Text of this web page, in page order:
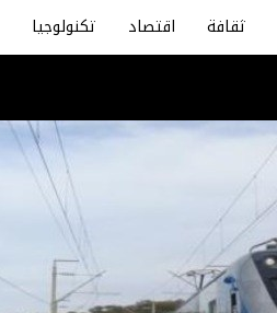
ثقافة اقتصاد تكنولوجيا